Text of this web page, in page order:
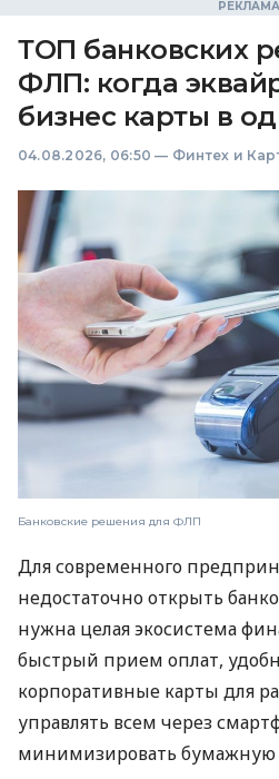
ТОП банковских
ФЛП: когда
бизнес карты в
04.08.2026, 06:50 — Финтех и
Банковские решения для ФЛП
Для современного
недостаточно открыть
нужна целая экосистема
быстрый прием оплат,
корпоративные карты для
управлять всем через
минимизировать бумажную